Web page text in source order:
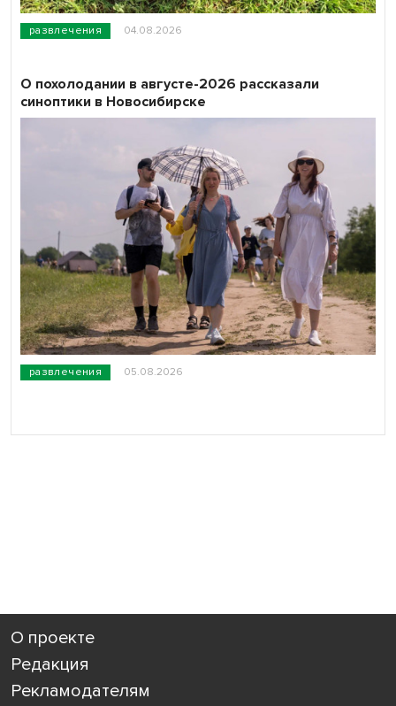
развлечения 04.08.2026
развлечения 05.08.2026
О похолодании в августе-2026 рассказали
синоптики в Новосибирске
О проекте
Редакция
Рекламодателям